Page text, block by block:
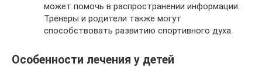
может помочь в распространении информации.
Тренеры и родители также могут
способствовать развитию спортивного духа.
Особенности лечения у детей